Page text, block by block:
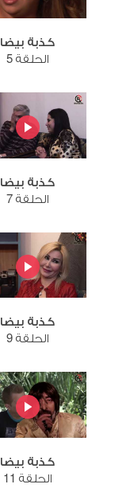
كذبة بيضا
الحلقة 5
كذبة بيضا
الحلقة 7
كذبة بيضا
الحلقة 9
كذبة بيضا
الحلقة 11